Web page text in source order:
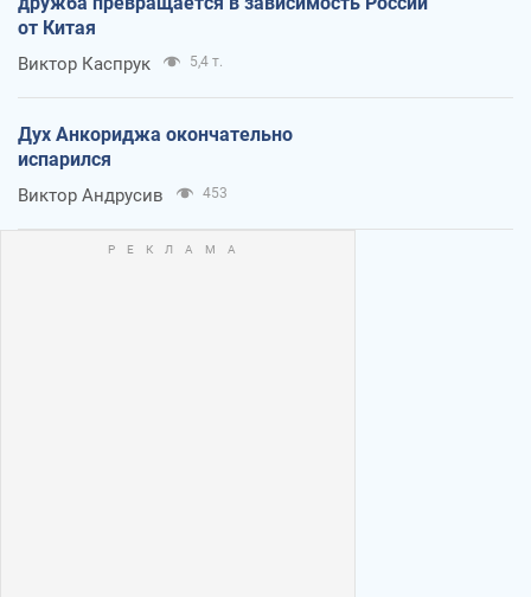
от Китая
Виктор Каспрук 5,4 т.
Дух Анкориджа окончательно
испарился
Виктор Андрусив 453